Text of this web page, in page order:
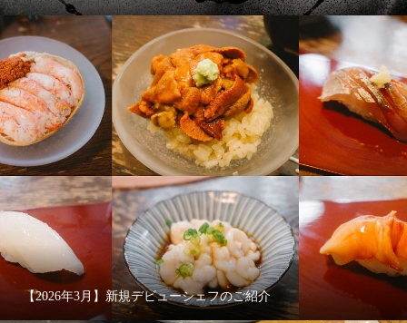
【2026年3月】新規デビューシェフのご紹介